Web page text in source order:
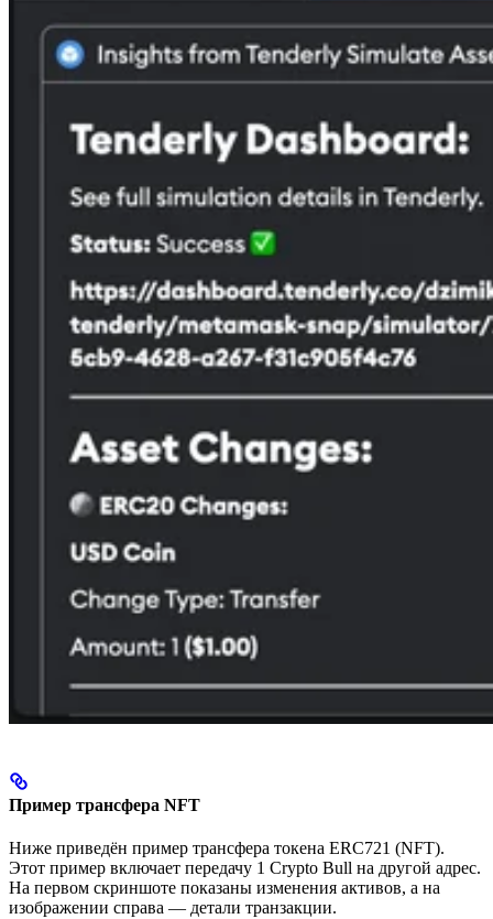
Пример трансфера NFT
Ниже приведён пример трансфера токена ERC721 (NFT).
Этот пример включает передачу 1 Crypto Bull на другой адрес.
На первом скриншоте показаны изменения активов, а на
изображении справа — детали транзакции.